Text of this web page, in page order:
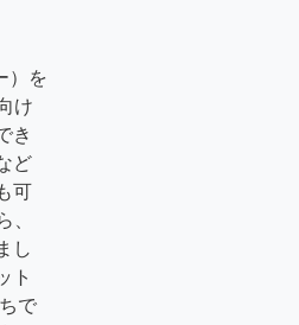
）を
け
き
ど
可
、
し
ト
で